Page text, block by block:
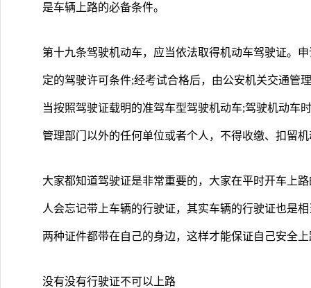
是车辆上路的必备条件。
第十九条驾驶机动车，应当依法取得机动车驾驶证。
定的驾驶许可条件;经考试合格后，由公安机关交通管
当按照驾驶证载明的准驾车型驾驶机动车;驾驶机动车
管理部门以外的任何单位或者个人，不得收缴、扣留
大家都知道驾驶证是非常重要的，大家在平时开车上
人会忘记带上车辆的行驶证，其实车辆的行驶证也是
两种证件都带在自己的身边，这样才能保证自己安全
没有没有行驶证不可以上路